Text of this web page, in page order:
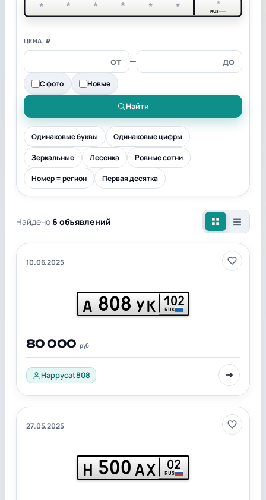
* * * * * * *
RUS
ЦЕНА, ₽
—
С фото Новые
Найти
Одинаковые буквы Одинаковые цифры
Зеркальные Лесенка Ровные сотни
Номер = регион Первая десятка
Найдено 6 объявлений
10.06.2025
А 808 УК 102
RUS
80 000 руб
Happycat808
27.05.2025
Н 500 АХ 02
RUS